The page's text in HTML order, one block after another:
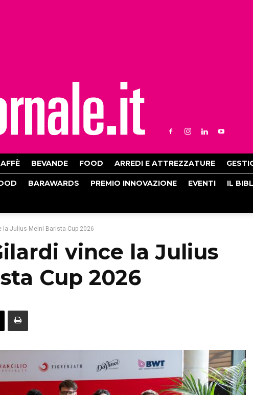
BEVANDE FOOD ARREDI E ATTREZZATURE
BARAWARDS PREMIO INNOVAZIONE EVENTI IL
la Julius Meinl Barista Cup 2026
vince la Julius
Cup 2026